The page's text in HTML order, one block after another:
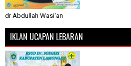
dr Abdullah Wasi'an
IKLAN UCAPAN LEBARAN